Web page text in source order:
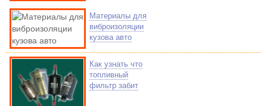
Материалы для
виброизоляции
кузова авто
Как узнать что
топливный
фильтр забит